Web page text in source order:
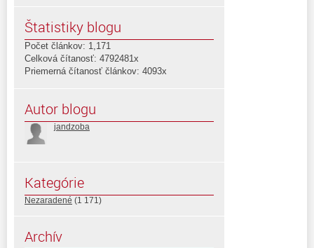
Štatistiky blogu
Počet článkov: 1,171
Celková čítanosť: 4792481x
Priemerná čítanosť článkov: 4093x
Autor blogu
jandzoba
Kategórie
Nezaradené (1 171)
Archív